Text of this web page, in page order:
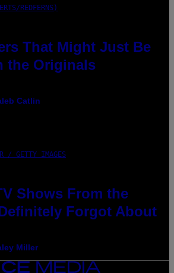
REDFERNS)
That Might Just Be
the Originals
Catlin
/ GETTY IMAGES
Shows From the
Forgot About
Miller